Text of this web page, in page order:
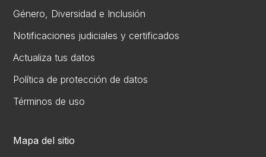
Gén​ero, Diversidad ​e Inclusión
Notificaciones judiciales y certificados
Actualiza tus datos
Política de protección de datos
Términos de uso
Mapa del sitio